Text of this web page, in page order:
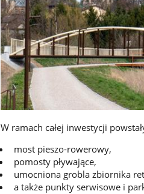
W ramach całej inwestycji
most pieszo-rowerowy,
pomosty pływające,
umocniona grobla zbiornika
a także punkty serwisowe i